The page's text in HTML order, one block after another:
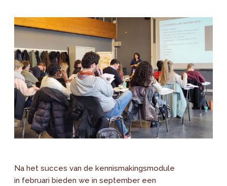
Na het succes van de kennismakingsmodule
in februari bieden we in september een